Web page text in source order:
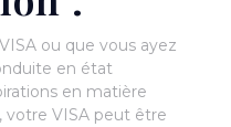
ou que vous ayez
en état
en matière
votre VISA peut être